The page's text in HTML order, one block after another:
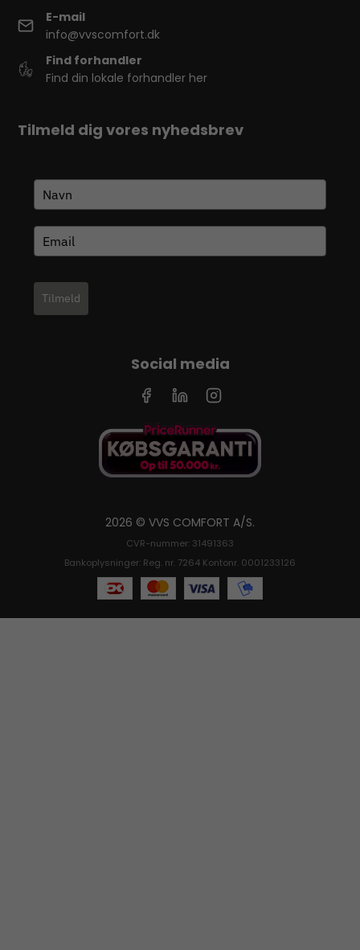
E-mail
info@vvscomfort.dk
Find forhandler
Find din lokale forhandler her
Tilmeld dig vores nyhedsbrev
Tilmeld
Social media
2026 © VVS COMFORT A/S.
CVR-nummer: 31491363
Bankoplysninger: Reg. nr. 7264 Kontonr. 0001233126